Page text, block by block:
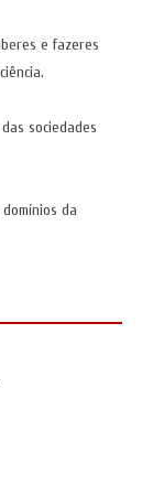
e fazeres
sociedades
da